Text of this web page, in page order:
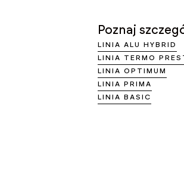
Poznaj
LINIA ALU HYBRID
LINIA TERMO
LINIA OPTIMUM
LINIA PRIMA
LINIA BASIC